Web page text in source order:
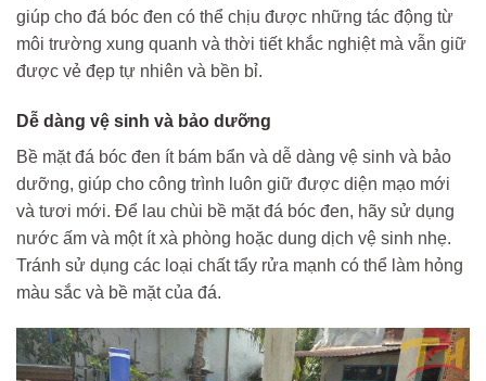
giúp cho đá bóc đen có thể chịu được những tác động từ
môi trường xung quanh và thời tiết khắc nghiệt mà vẫn giữ
được vẻ đẹp tự nhiên và bền bỉ.
Dễ dàng vệ sinh và bảo dưỡng
Bề mặt đá bóc đen ít bám bẩn và dễ dàng vệ sinh và bảo
dưỡng, giúp cho công trình luôn giữ được diện mạo mới
và tươi mới. Để lau chùi bề mặt đá bóc đen, hãy sử dụng
nước ấm và một ít xà phòng hoặc dung dịch vệ sinh nhẹ.
Tránh sử dụng các loại chất tẩy rửa mạnh có thể làm hỏng
màu sắc và bề mặt của đá.